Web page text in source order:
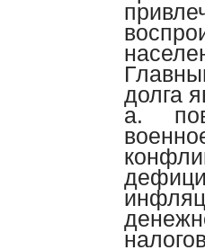
долга
a.